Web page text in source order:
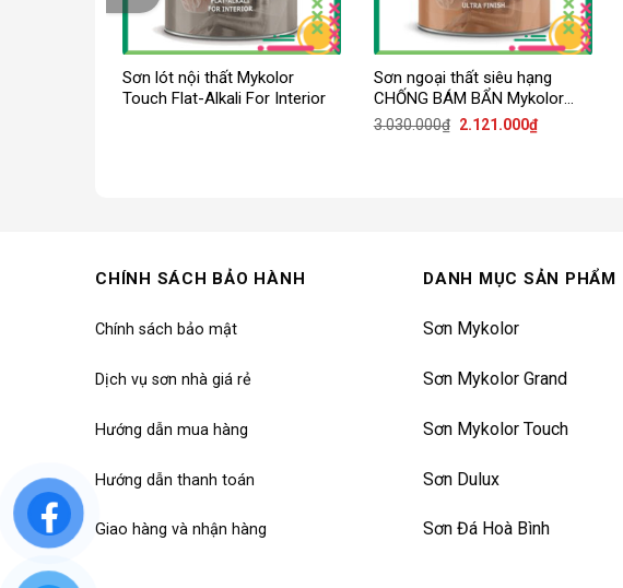
Sơn lót nội thất Mykolor
Touch Flat-Alkali For Interior
Sơn ngoại thất siêu hạng
CHỐNG BÁM BẨN Mykolor
Touch Ultra Finish
3.030.000₫ Giá
2.121.000₫Giá
hiện
CHÍNH SÁCH BẢO HÀNH
Chính sách bảo mật
Dịch vụ sơn nhà giá rẻ
Hướng dẫn mua hàng
Hướng dẫn thanh toán
Giao hàng và nhận hàng
DANH MỤC SẢN PHẨM
Sơn Mykolor
Sơn Mykolor Grand
Sơn Mykolor Touch
Sơn Dulux
Sơn Đá Hoà Bình